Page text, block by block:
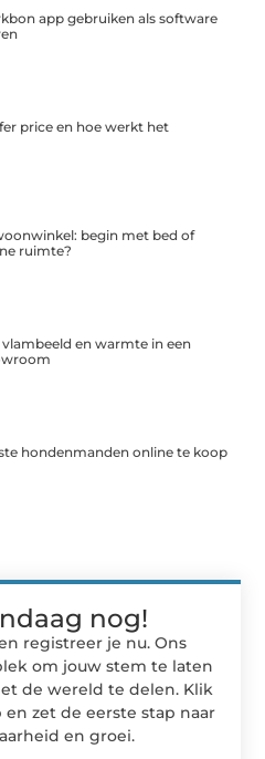
app gebruiken als software
price en hoe werkt het
begin met bed of
ruimte?
vlambeeld en warmte in een
hondenmanden online te koop
nog!
registreer je nu. Ons
om jouw stem te laten
de wereld te delen. Klik
zet de eerste stap naar
en groei.